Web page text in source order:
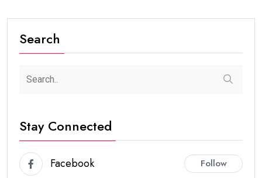
Search
Stay Connected
Facebook Follow